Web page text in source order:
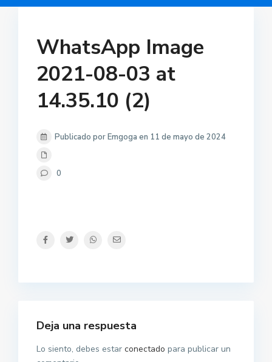
WhatsApp Image
2021-08-03 at
14.35.10 (2)
Publicado por Emgoga en 11 de mayo de 2024
0
Deja una respuesta
Lo siento, debes estar conectado para publicar un